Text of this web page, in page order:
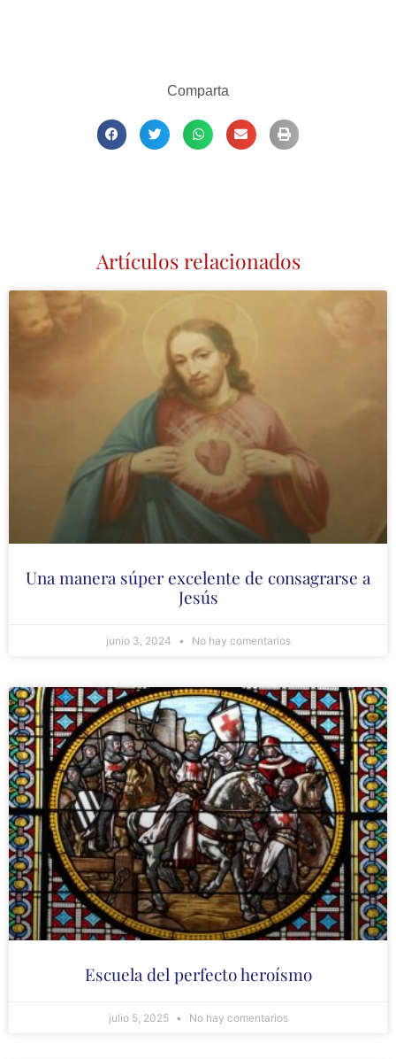
Comparta
Artículos relacionados
Una manera súper excelente de consagrarse a
Jesús
junio 3, 2024 No hay comentarios
Escuela del perfecto heroísmo
julio 5, 2025 No hay comentarios